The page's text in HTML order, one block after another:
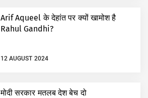
Arif Aqueel के देहांत पर क्यों खामोश है
Rahul Gandhi?
12 AUGUST 2024
मोदी सरकार मतलब देश बेच दो